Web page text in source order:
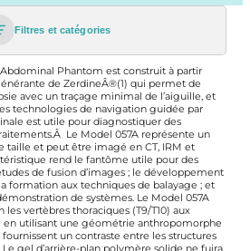
Filtres et catégories
Phantom est construit à partir
de ZerdineÂ®(1) qui permet de
avec un traçage minimal de l’aiguille, et
technologies de navigation guidée par
est utile pour diagnostiquer des
Le Model 057A représente un
taille et peut être imagé en CT, IRM et
rend le fantôme utile pour des
de fusion d’images ; le développement
formation aux techniques de balayage ; et
de systèmes. Le Model 057A
les vertèbres thoraciques (T9/T10) aux
en utilisant une géométrie anthropomorphe
un contraste entre les structures
gel d’arrière-plan polymère solide ne fuira